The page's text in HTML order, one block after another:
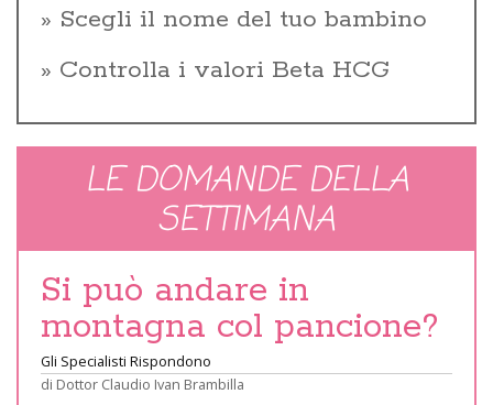
Scegli il nome del tuo bambino
Controlla i valori Beta HCG
LE DOMANDE DELLA
SETTIMANA
Si può andare in
montagna col pancione?
Gli Specialisti Rispondono
di Dottor Claudio Ivan Brambilla